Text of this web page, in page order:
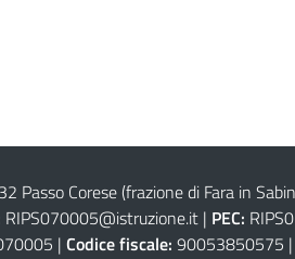
Passo Corese (frazione di Fara in
RIPS070005@istruzione.it| PEC:
| Codice fiscale: 90053850575 |